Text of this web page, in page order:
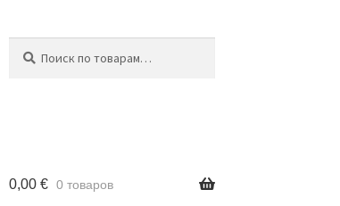
0,00 € 0 товаров